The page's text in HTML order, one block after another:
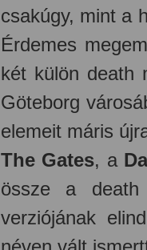
csakúgy, mint a
Érdemes
két külön death
Göteborg
elemeit máris
The Gates, a
össze a
verziójának